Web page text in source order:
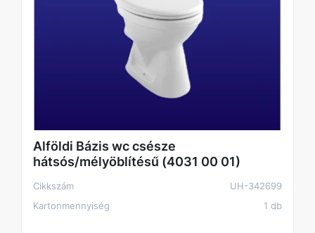
Alföldi Bázis wc csésze
hátsós/mélyöblítésű (4031 00 01)
Cikkszám
UH-342699
Kartonmennyiség
1 db